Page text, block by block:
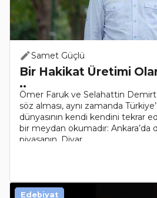
Samet Güçlü
Bir Hakikat Üretimi
..
Ömer Faruk ve Selahattin
söz alması, aynı zamanda
dünyasının kendi kendini tekrar
bir meydan okumadır: Ankara’da
piyasanın, Diyar..
Edebiyat